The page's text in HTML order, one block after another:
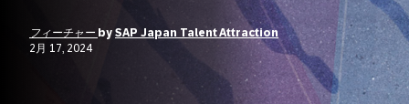
フィーチャー by SAP Japan Talent Attraction
2月 17, 2024